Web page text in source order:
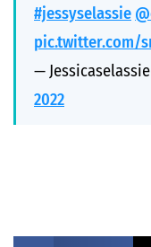
#jessyselassie
pic.twitter.com/
—
2022